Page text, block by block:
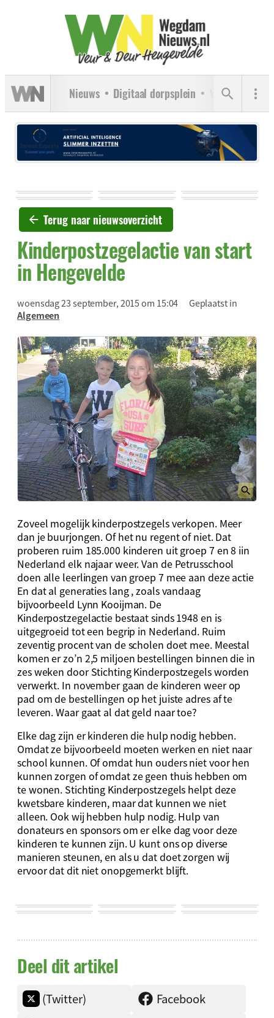
Nieuws Digitaal dorpsplein Verenigingen
Terug naar nieuwsoverzicht
Kinderpostzegelactie van start
in Hengevelde
woensdag 23 september, 2015 om 15:04
Geplaatst in
Algemeen
Zoveel mogelijk kinderpostzegels verkopen. Meer
dan je buurjongen. Of het nu regent of niet. Dat
proberen ruim 185.000 kinderen uit groep 7 en 8 iin
Nederland elk najaar weer. Van de Petrusschool
doen alle leerlingen van groep 7 mee aan deze actie
En dat al generaties lang , zoals vandaag
bijvoorbeeld Lynn Kooijman. De
Kinderpostzegelactie bestaat sinds 1948 en is
uitgegroeid tot een begrip in Nederland. Ruim
zeventig procent van de scholen doet mee. Meestal
komen er zo’n 2,5 miljoen bestellingen binnen die in
zes weken door Stichting Kinderpostzegels worden
verwerkt. In november gaan de kinderen weer op
pad om de bestellingen op het juiste adres af te
leveren. Waar gaat al dat geld naar toe?
Elke dag zijn er kinderen die hulp nodig hebben.
Omdat ze bijvoorbeeld moeten werken en niet naar
school kunnen. Of omdat hun ouders niet voor hen
kunnen zorgen of omdat ze geen thuis hebben om
te wonen. Stichting Kinderpostzegels helpt deze
kwetsbare kinderen, maar dat kunnen we niet
alleen. Ook wij hebben hulp nodig. Hulp van
donateurs en sponsors om er elke dag voor deze
kinderen te kunnen zijn. U kunt ons op diverse
manieren steunen, en als u dat doet zorgen wij
ervoor dat dit niet onopgemerkt blijft.
Deel dit artikel
(Twitter)
Facebook